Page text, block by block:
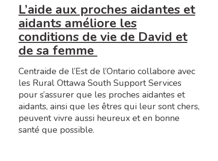
L’aide aux proches aidantes et
aidants améliore les
conditions de vie de David et
de sa femme
Centraide de l’Est de l’Ontario collabore avec
les Rural Ottawa South Support Services
pour s’assurer que les proches aidantes et
aidants, ainsi que les êtres qui leur sont chers,
peuvent vivre aussi heureux et en bonne
santé que possible.